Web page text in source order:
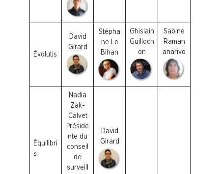
Évolutis
David
Girard
Stépha
ne Le
Bihan
Ghislain
Guilloch
on
Sabine
Raman
anarivo
Équilibri
s
Nadia
Zak-
Calvet
Préside
nte du
conseil
de
surveill
David
Girard